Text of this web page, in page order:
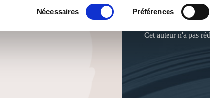
Nécessaires Préférences
MYON
Cet auteur n'a pas